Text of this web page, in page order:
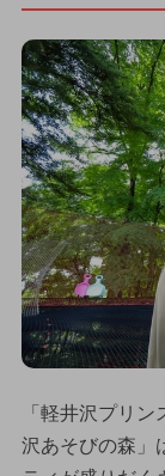
「軽井沢プリ
沢あそびの森」